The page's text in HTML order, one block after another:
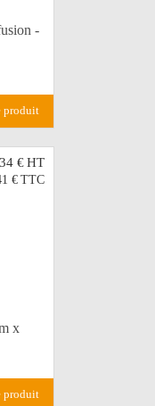
-
produit
€HT
€TTC
x
produit